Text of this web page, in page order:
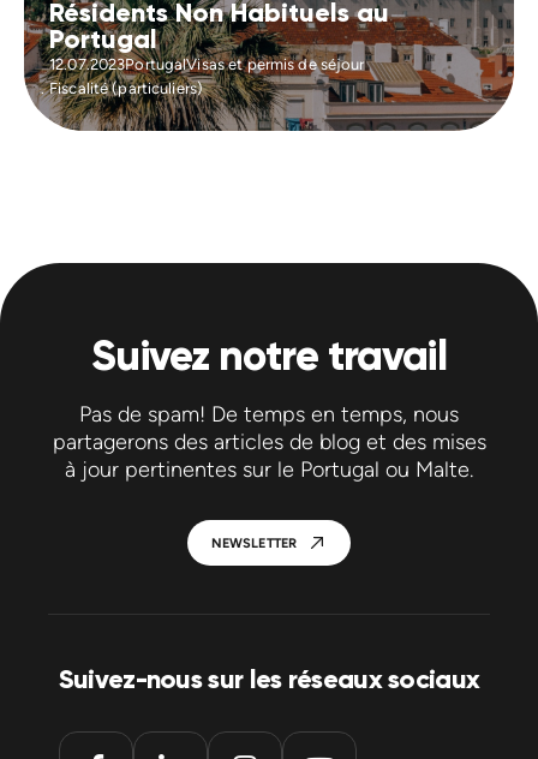
Résidents Non Habituels au
Portugal
12.07.2023PortugalVisas et permis de séjour
Fiscalité (particuliers)
Suivez notre travail
Pas de spam! De temps en temps, nous
partagerons des articles de blog et des mises
à jour pertinentes sur le Portugal ou Malte.
NEWSLETTER
Suivez-nous sur les réseaux sociaux